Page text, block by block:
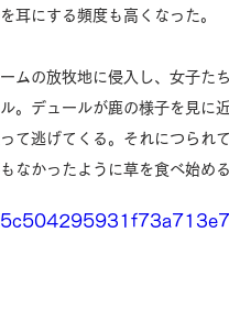
耳にする頻度も高くなった。
ムの放牧地に侵入し、女子た
。デュールが鹿の様子を見に
て逃げてくる。それにつられ
なかったように草を食べ始める